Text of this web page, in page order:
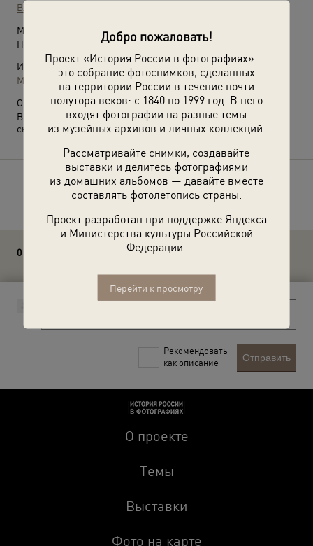
Добро пожаловать!
Проект «История России в фотографиях» —
это собрание фотоснимков, сделанных
на территории России в течение почти
полутора веков: с 1840 по 1999 год. В него
входят фотографии на разные темы
из музейных архивов и личных коллекций.
Рассматривайте снимки, создавайте
выставки и делитесь фотографиями
из домашних альбомов — давайте вместе
составлять фотолетопись страны.
Проект разработан при поддержке Яндекса
и Министерства культуры Российской
Федерации.
Перейти к просмотру
Владимир Соколаев
Место съемки:
Прокопьевский р-н
Источники:
МАММ / МДФ
О фотографии:
Выставка
«10 лучших фотографий с татуировками»с этим
снимком.
Расскажите друзьям об этом фото
0 комментариев
Рекомендовать
как описание
Отправить
О проекте
Темы
Выставки
Фото на карте